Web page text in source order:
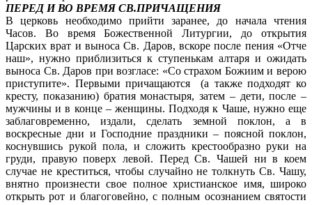
ПЕРЕД И ВО ВРЕМЯ СВ.ПРИЧАЩЕНИЯ
В церковь необходимо прийти заранее, до начала чтения
Часов. Во время Божественной Литургии, до открытия
Царских врат и выноса Св. Даров, вскоре после пения «Отче
наш», нужно приблизиться к ступенькам алтаря и ожидать
выноса Св. Даров при возгласе: «Со страхом Божиим и верою
приступите». Первыми причащаются (а также подходят ко
кресту, показанию) братия монастыря, затем – дети, после –
мужчины и в конце – женщины. Подходя к Чаше, нужно еще
заблаговременно, издали, сделать земной поклон, а в
воскресные дни и Господние праздники – поясной поклон,
коснувшись рукой пола, и сложить крестообразно руки на
груди, правую поверх левой. Перед Св. Чашей ни в коем
случае не креститься, чтобы случайно не толкнуть Св. Чашу,
внятно произнести свое полное христианское имя, широко
открыть рот и благоговейно, с полным осознанием святости